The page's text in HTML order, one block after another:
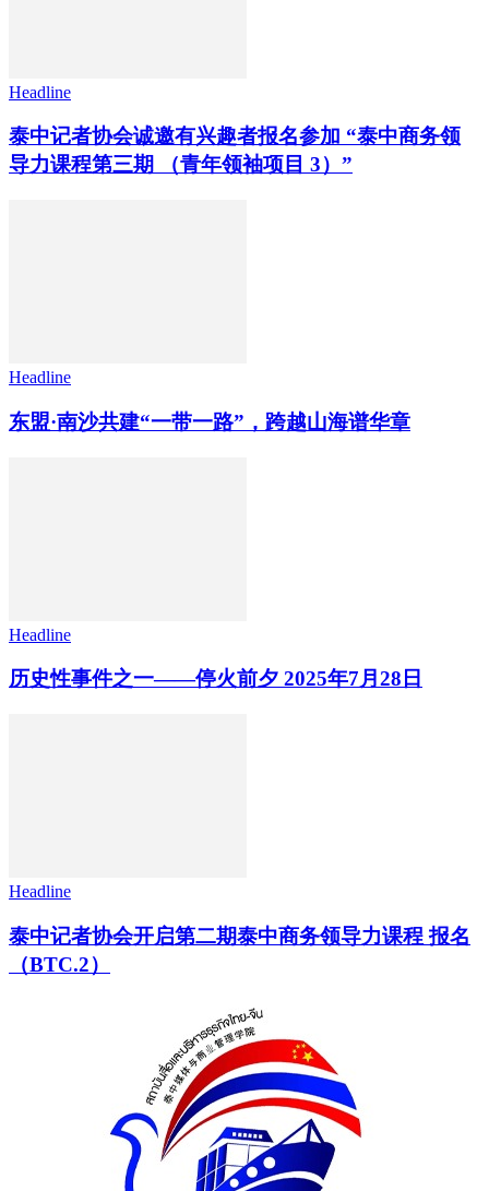
Headline
泰中记者协会诚邀有兴趣者报名参加 “泰中商务领
导力课程第三期 （青年领袖项目 3）”
Headline
东盟·南沙共建“一带一路”，跨越山海谱华章
Headline
历史性事件之一——停火前夕 2025年7月28日
Headline
泰中记者协会开启第二期泰中商务领导力课程 报名
（BTC.2）